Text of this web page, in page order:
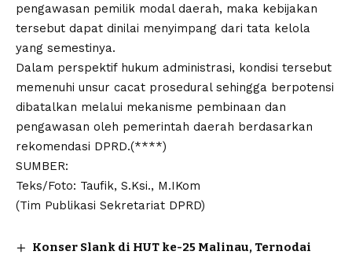
pengawasan pemilik modal daerah, maka kebijakan
tersebut dapat dinilai menyimpang dari tata kelola
yang semestinya.
Dalam perspektif hukum administrasi, kondisi tersebut
memenuhi unsur cacat prosedural sehingga berpotensi
dibatalkan melalui mekanisme pembinaan dan
pengawasan oleh pemerintah daerah berdasarkan
rekomendasi DPRD.(****)
SUMBER:
Teks/Foto: Taufik, S.Ksi., M.IKom
(Tim Publikasi Sekretariat DPRD)
Konser Slank di HUT ke-25 Malinau, Ternodai